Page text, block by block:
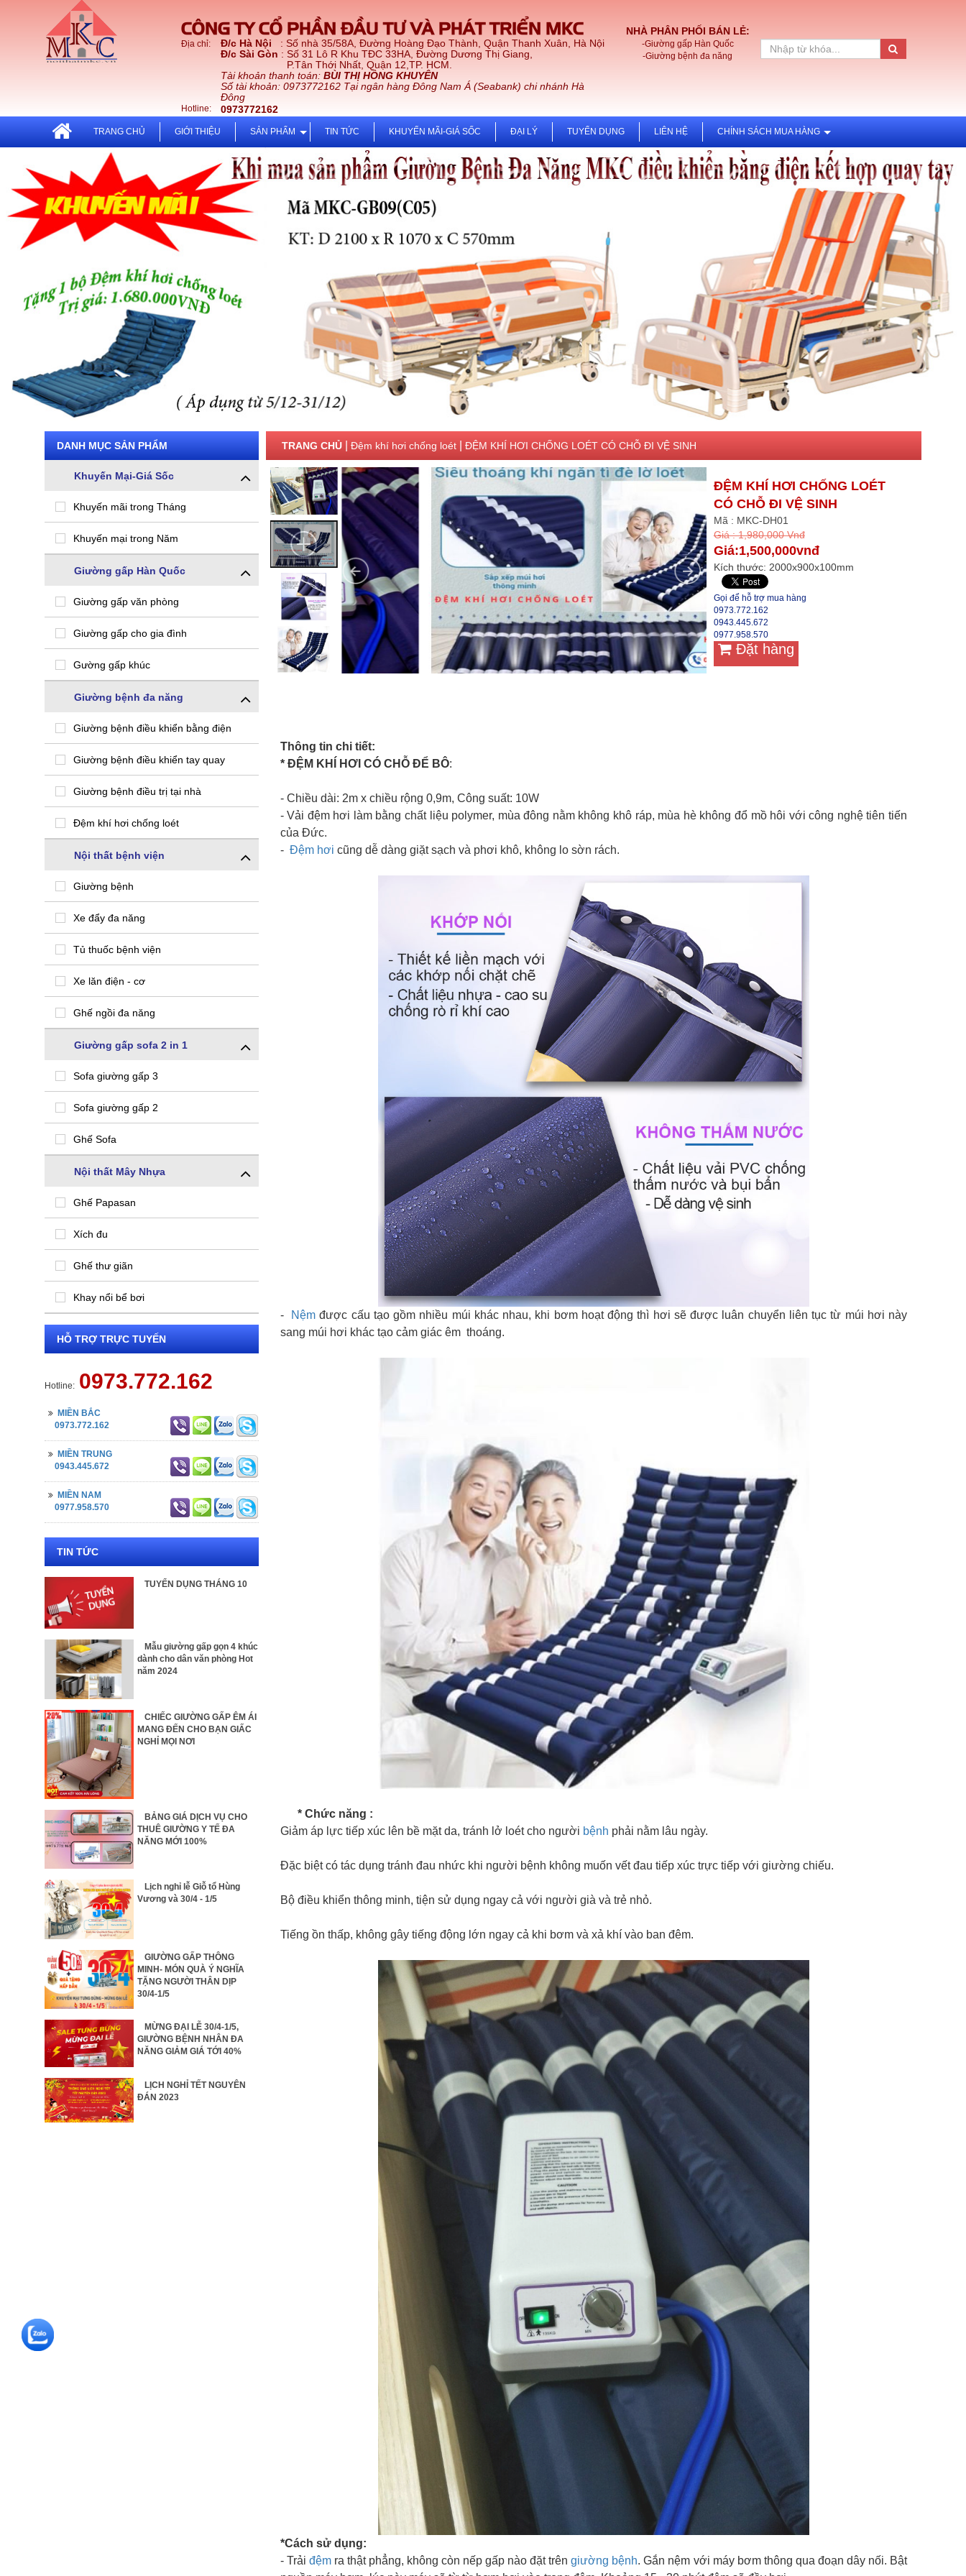
CÔNG TY CỔ PHẦN ĐẦU TƯ VÀ PHÁT TRIỂN MKC
Địa chỉ: Đ/c Hà Nội : Số nhà 35/58A, Đường Hoàng Đạo Thành, Quận Thanh Xuân, Hà Nội
Đ/c Sài Gòn : Số 31 Lô R Khu TĐC 33HA, Đường Dương Thị Giang,
P.Tân Thới Nhất, Quận 12,TP. HCM.
Tài khoản thanh toán: BÙI THỊ HỒNG KHUYÊN
Số tài khoản: 0973772162 Tại ngân hàng Đông Nam Á (Seabank) chi nhánh Hà
Đông
Hotline: 0973772162
NHÀ PHÂN PHỐI BÁN LẺ:
-Giường gấp Hàn Quốc
-Giường bệnh đa năng
TRANG CHỦ GIỚI THIỆU SẢN PHẨM TIN TỨC KHUYẾN MÃI-GIÁ SỐC ĐẠI LÝ TUYỂN DỤNG LIÊN HỆ CHÍNH SÁCH MUA HÀNG
DANH MỤC SẢN PHẨM
Khuyến Mại-Giá Sốc
Khuyến mãi trong Tháng
Khuyến mại trong Năm
Giường gấp Hàn Quốc
Giường gấp văn phòng
Giường gấp cho gia đình
Gường gấp khúc
Giường bệnh đa năng
Giường bệnh điều khiển bằng điện
Giường bệnh điều khiển tay quay
Giường bệnh điều trị tại nhà
Đệm khí hơi chống loét
Nội thất bệnh viện
Giường bệnh
Xe đẩy đa năng
Tủ thuốc bệnh viện
Xe lăn điện - cơ
Ghế ngồi đa năng
Giường gấp sofa 2 in 1
Sofa giường gấp 3
Sofa giường gấp 2
Ghế Sofa
Nội thất Mây Nhựa
Ghế Papasan
Xích đu
Ghế thư giãn
Khay nổi bể bơi
HỖ TRỢ TRỰC TUYẾN
Hotline: 0973.772.162
MIỀN BẮC
0973.772.162
MIỀN TRUNG
0943.445.672
MIỀN NAM
0977.958.570
TIN TỨC
TUYỂN DỤNG THÁNG 10
Mẫu giường gấp gọn 4 khúc
dành cho dân văn phòng Hot
năm 2024
CHIẾC GIƯỜNG GẤP ÊM ÁI
MANG ĐẾN CHO BẠN GIẤC
NGHỈ MỌI NƠI
BẢNG GIÁ DỊCH VỤ CHO
THUÊ GIƯỜNG Y TẾ ĐA
NĂNG MỚI 100%
Lịch nghỉ lễ Giỗ tổ Hùng
Vương và 30/4 - 1/5
GIƯỜNG GẤP THÔNG
MINH- MÓN QUÀ Ý NGHĨA
TẶNG NGƯỜI THÂN DỊP
30/4-1/5
MỪNG ĐẠI LỄ 30/4-1/5,
GIƯỜNG BỆNH NHÂN ĐA
NĂNG GIẢM GIÁ TỚI 40%
LỊCH NGHỈ TẾT NGUYÊN
ĐÁN 2023
TRANG CHỦ| Đệm khí hơi chống loét| ĐỆM KHÍ HƠI CHỐNG LOÉT CÓ CHỖ ĐI VỆ SINH
ĐỆM KHÍ HƠI CHỐNG LOÉT
CÓ CHỖ ĐI VỆ SINH
Mã : MKC-DH01
Giá : 1,980,000 Vnđ
Giá:1,500,000vnđ
Kích thước: 2000x900x100mm
Gọi để hỗ trợ mua hàng
0973.772.162
0943.445.672
0977.958.570
Đặt hàng
Thông tin chi tiết:
* ĐỆM KHÍ HƠI CÓ CHỖ ĐỂ BÔ:
- Chiều dài: 2m x chiều rộng 0,9m, Công suất: 10W
- Vải đệm hơi làm bằng chất liệu polymer, mùa đông nằm không khô ráp, mùa hè không đổ mồ hôi với công nghệ tiên tiến
của Đức.
- Đệm hơi cũng dễ dàng giặt sạch và phơi khô, không lo sờn rách.
- Nệm được cấu tạo gồm nhiều múi khác nhau, khi bơm hoạt động thì hơi sẽ được luân chuyển liên tục từ múi hơi này
sang múi hơi khác tạo cảm giác êm thoáng.
* Chức năng :
Giảm áp lực tiếp xúc lên bề mặt da, tránh lở loét cho người bệnh phải nằm lâu ngày.
Đặc biệt có tác dụng tránh đau nhức khi người bệnh không muốn vết đau tiếp xúc trực tiếp với giường chiếu.
Bộ điều khiển thông minh, tiện sử dụng ngay cả với người già và trẻ nhỏ.
Tiếng ồn thấp, không gây tiếng động lớn ngay cả khi bơm và xả khí vào ban đêm.
*Cách sử dụng:
- Trải đệmra thật phẳng, không còn nếp gấp nào đặt trêngiường bệnh. Gắn nệm với máy bơm thông qua đoạn dây nối. Bật